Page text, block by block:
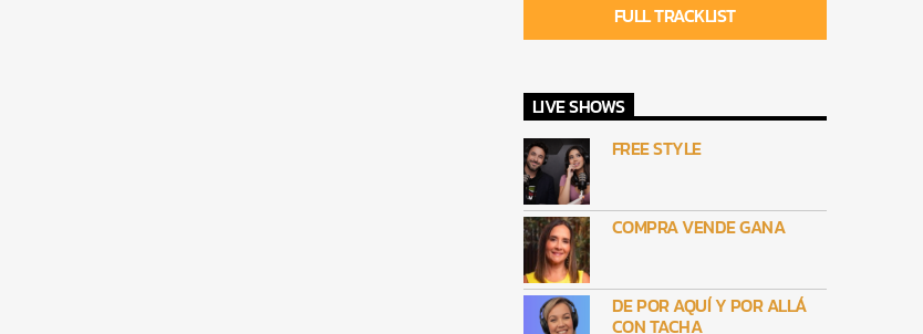
FULL TRACKLIST
LIVE SHOWS
FREE STYLE
COMPRA VENDE GANA
DE POR AQUÍ Y POR ALLÁ
CON TACHA